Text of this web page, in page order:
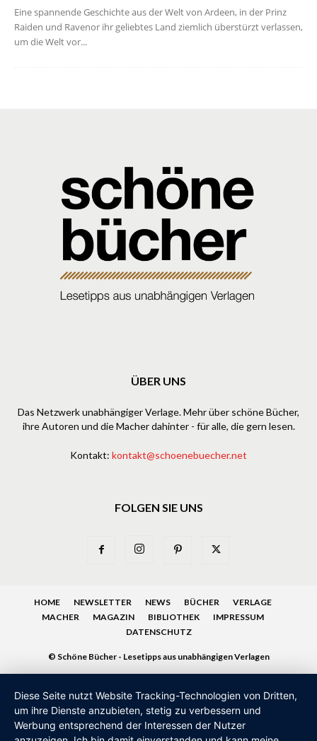
Eine spannende Geschichte aus der Welt von Ardeen, in der Prinz
Raiden und Ravenor ihr geliebtes Land ziemlich überstürzt verlassen,
um die Welt vor...
ÜBER UNS
Das Netzwerk unabhängiger Verlage. Mehr über schöne Bücher,
ihre Autoren und die Macher dahinter - für alle, die gern lesen.
Kontakt: kontakt@schoenebuecher.net
FOLGEN SIE UNS
HOME NEWSLETTER NEWS BÜCHER
VERLAGE
MACHER
MAGAZIN BIBLIOTHEK
IMPRESSUM
DATENSCHUTZ
© Schöne Bücher - Lesetipps aus unabhängigen Verlagen
Diese Seite nutzt Website Tracking-Technologien von Dritten,
um ihre Dienste anzubieten, stetig zu verbessern und
Werbung entsprechend der Interessen der Nutzer